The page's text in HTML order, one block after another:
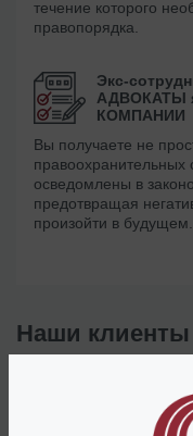
течение которого
правопорядка.
Экс-
АДВОКАТЫ
КОМПАНИИ
Вы получаете не
правоохранительных
осведомлены в
предотвращая
произойти в будущем.
Наши клиенты